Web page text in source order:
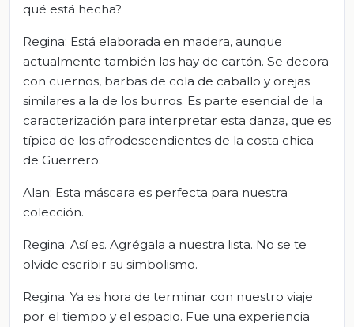
qué está hecha?
Regina: Está elaborada en madera, aunque
actualmente también las hay de cartón. Se decora
con cuernos, barbas de cola de caballo y orejas
similares a la de los burros. Es parte esencial de la
caracterización para interpretar esta danza, que es
típica de los afrodescendientes de la costa chica
de Guerrero.
Alan: Esta máscara es perfecta para nuestra
colección.
Regina: Así es. Agrégala a nuestra lista. No se te
olvide escribir su simbolismo.
Regina: Ya es hora de terminar con nuestro viaje
por el tiempo y el espacio. Fue una experiencia